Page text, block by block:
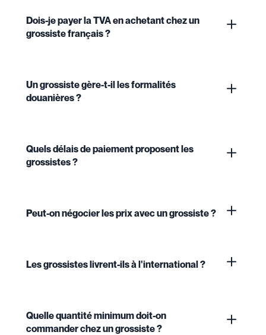
Dois-je payer la TVA en achetant chez un
grossiste français ?
Un grossiste gère-t-il les formalités
douanières ?
Quels délais de paiement proposent les
grossistes ?
Peut-on négocier les prix avec un grossiste ?
Les grossistes livrent-ils à l'international ?
Quelle quantité minimum doit-on
commander chez un grossiste ?